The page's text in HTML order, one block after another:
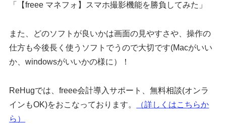
「【freee マネフォ】スマホ撮影機能を勝負してみた」
また、どのソフトが良いかは画面の見やすさや、操作の
仕方も今後長く使うソフトでうので大切です(Macがいい
か、windowsがいいかの様に）！
ReHugでは、freee会計導入サポート、無料相談(オンラ
インもOK)をおこなっております。
（詳しくはこちらか
ら）